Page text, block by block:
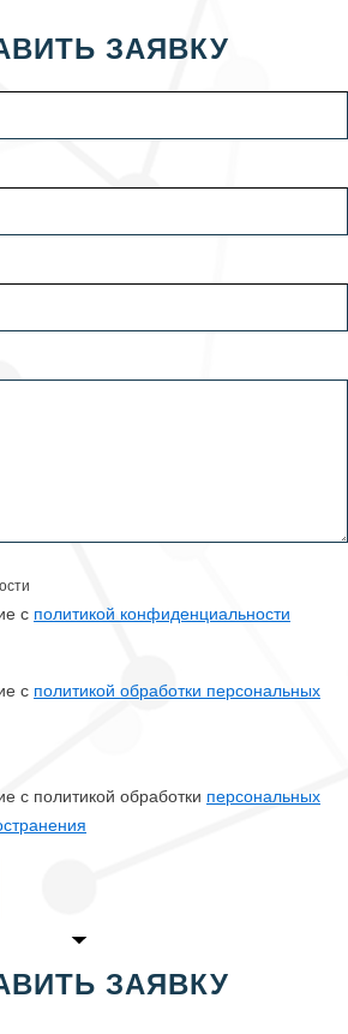
ЗАЯВКУ
с политикой конфиденциальности
с политикой обработки персональных
с политикой обработки персональных
ЗАЯВКУ